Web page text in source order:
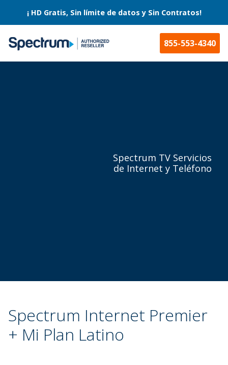
¡ HD Gratis, Sin límite de datos y Sin Contratos!
855-553-4340
Spectrum TV Servicios
de Internet y Teléfono
Spectrum Internet Premier
+ Mi Plan Latino